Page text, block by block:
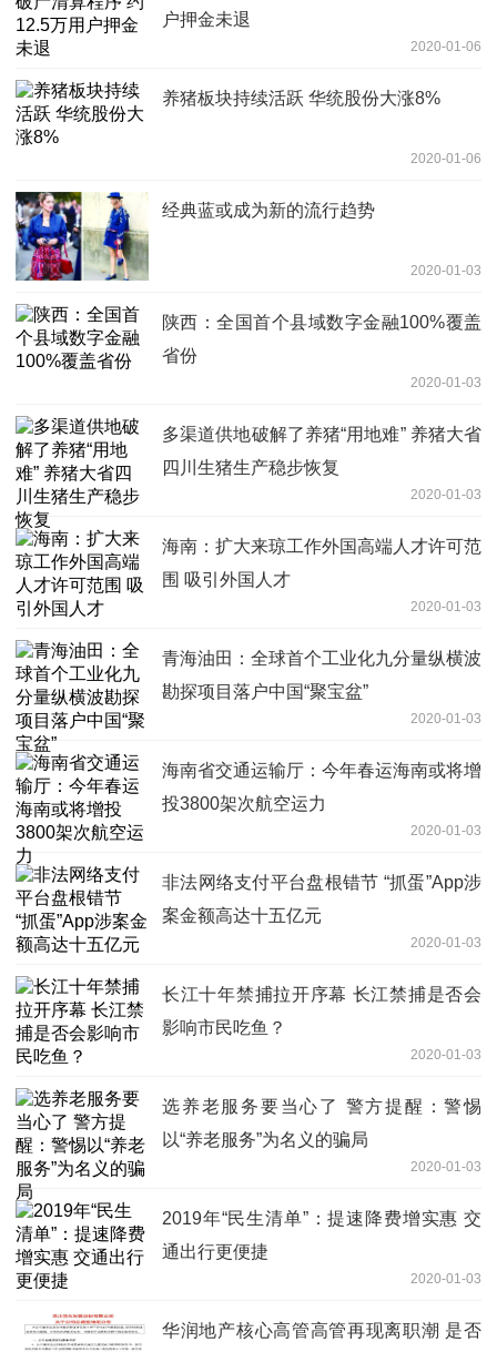
户押金未退
2020-01-06
养猪板块持续活跃 华统股份大涨8%
2020-01-06
经典蓝或成为新的流行趋势
2020-01-03
陕西：全国首个县域数字金融100%覆盖
省份
2020-01-03
多渠道供地破解了养猪“用地难” 养猪大省
四川生猪生产稳步恢复
2020-01-03
海南：扩大来琼工作外国高端人才许可范
围 吸引外国人才
2020-01-03
青海油田：全球首个工业化九分量纵横波
勘探项目落户中国“聚宝盆”
2020-01-03
海南省交通运输厅：今年春运海南或将增
投3800架次航空运力
2020-01-03
非法网络支付平台盘根错节 “抓蛋”App涉
案金额高达十五亿元
2020-01-03
长江十年禁捕拉开序幕 长江禁捕是否会
影响市民吃鱼？
2020-01-03
选养老服务要当心了 警方提醒：警惕
以“养老服务”为名义的骗局
2020-01-03
2019年“民生清单”：提速降费增实惠 交
通出行更便捷
2020-01-03
华润地产核心高管高管再现离职潮 是否